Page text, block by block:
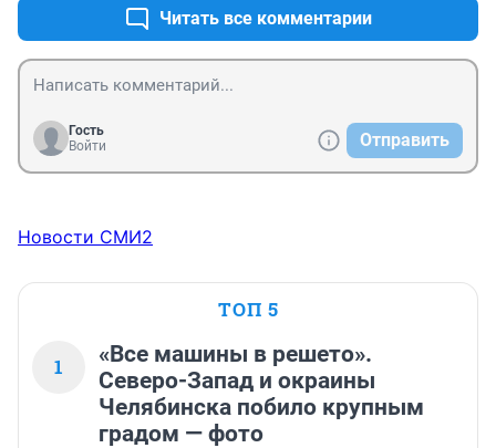
самыми морозами. Уверена, немцам тоже не понять
зачем так сделали! Куда-то ехать, накануне
Рождества... Не по- человечески!!! Видимо, надо было
деньги освоить в конце года. Никогда не пойду в этот
Читать все комментарии
Гость
Войти
Отправить
Новости СМИ2
ТОП 5
1
«Все машины в решето».
Северо-Запад и окраины
Челябинска побило крупным
градом — фото